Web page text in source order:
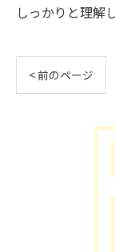
しっかりと理解
< 前のページ